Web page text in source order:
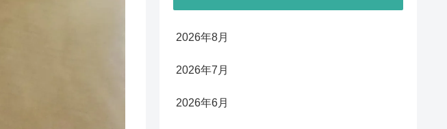
2026年8月
2026年7月
2026年6月